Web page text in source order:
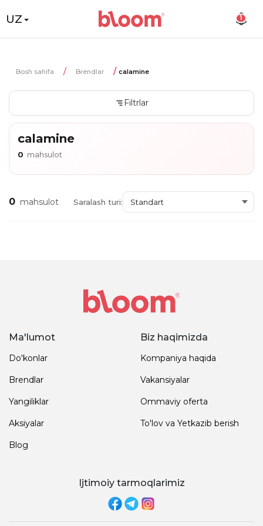
UZ 1
Bosh sahifa Brendlar calamine
Filtrlar
calamine
0 mahsulot
0 mahsulot Saralash turi:
Ma'lumot
Do'konlar
Brendlar
Yangiliklar
Aksiyalar
Blog
Biz haqimizda
Kompaniya haqida
Vakansiyalar
Ommaviy oferta
To'lov va Yetkazib berish
Ijtimoiy tarmoqlarimiz